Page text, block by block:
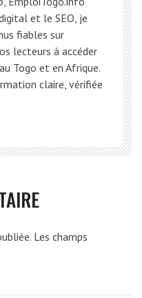
et le SEO, je
fiables sur
lecteurs à accéder
Togo et en Afrique.
claire, vérifiée
Les champs